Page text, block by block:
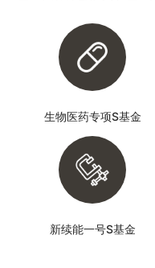
生物医药专项S基金
新续能一号S基金